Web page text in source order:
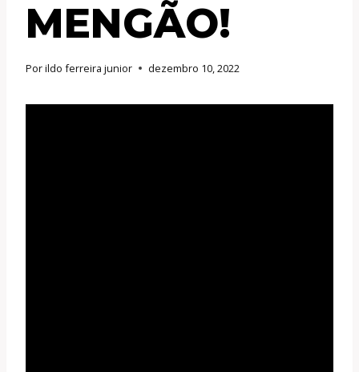
MENGÃO!
Porildo ferreira junior dezembro 10, 2022